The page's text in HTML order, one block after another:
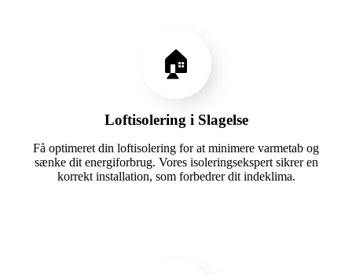
🏠
Loftisolering i Slagelse
Få optimeret din loftisolering for at minimere varmetab og
sænke dit energiforbrug. Vores isoleringsekspert sikrer en
korrekt installation, som forbedrer dit indeklima.